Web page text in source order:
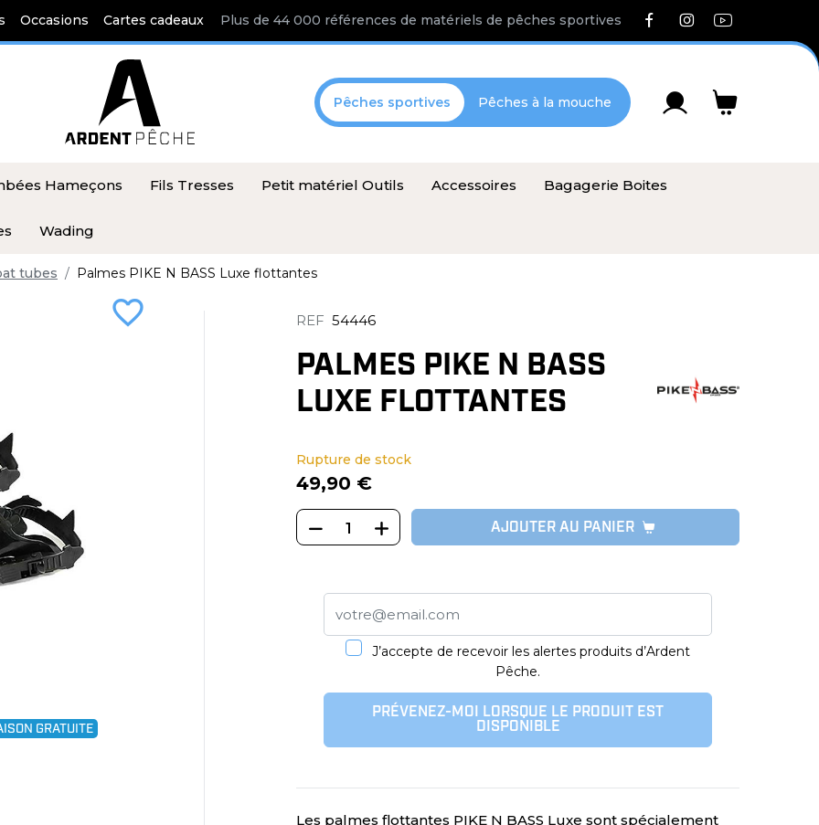
Occasions Cartes cadeaux Plus de 44 000 références de matériels de pêches sportives
Pêches sportives Pêches à la mouche
Hameçons Fils Tresses Petit matériel Outils Accessoires Bagagerie Boites
Wading
tubes Palmes PIKE N BASS Luxe flottantes
favorite_border
GRATUITE
REF 54446
PALMES PIKE N BASS
LUXE FLOTTANTES
Rupture de stock
49,90 €
AJOUTER AU PANIER
J’accepte de recevoir les alertes produits d’Ardent
Pêche.
PRÉVENEZ-MOI LORSQUE LE PRODUIT EST
DISPONIBLE
Les palmes flottantes PIKE N BASS Luxe sont spécialement